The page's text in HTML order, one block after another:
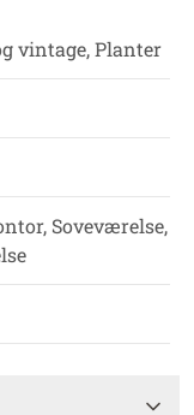
vintage, Planter
Soveværelse,